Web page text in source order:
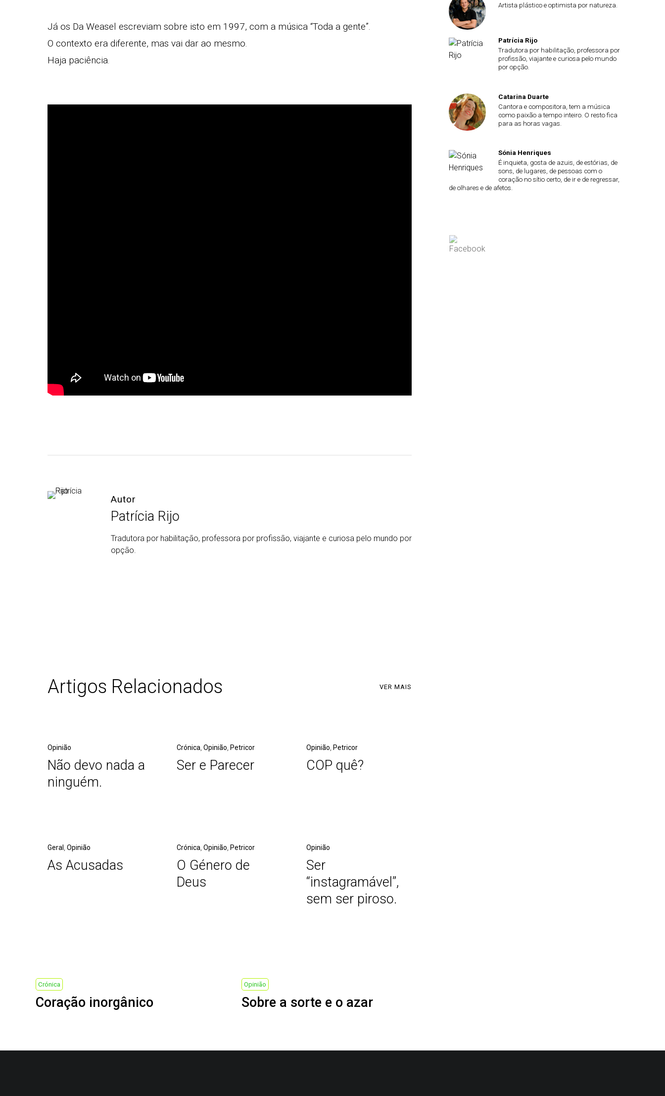
Já os Da Weasel escreviam sobre isto em 1997, com a música “Toda a gente”.
O contexto era diferente, mas vai dar ao mesmo.
Haja paciência.
Autor
Patrícia Rijo
Tradutora por habilitação, professora por profissão, viajante e curiosa pelo mundo por
opção.
Artigos Relacionados VER MAIS
Opinião
Não devo nada a
ninguém.
Crónica ,Opinião Petricor
Ser e Parecer
Opinião Petricor
COP quê?
Geral Opinião
As Acusadas
Crónica ,Opinião Petricor
O Género de
Deus
Opinião
Ser
“instagramável”,
sem ser piroso.
navigation
Previous
Post
Crónica
Coração inorgânico
Next
Post
Opinião
Sobre a sorte e o azar
Artista plástico e optimista por natureza.
Patrícia Rijo
Tradutora por habilitação, professora por
profissão, viajante e curiosa pelo mundo
por opção.
Catarina Duarte
Cantora e compositora, tem a música
como paixão a tempo inteiro. O resto fica
para as horas vagas.
Sónia Henriques
É inquieta, gosta de azuis, de estórias, de
sons, de lugares, de pessoas com o
coração no sítio certo, de ir e de regressar,
de olhares e de afetos.